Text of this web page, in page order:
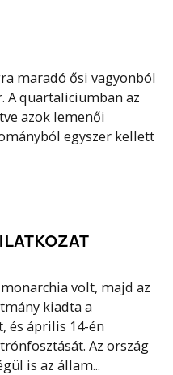
maradó ősi vagyonból
A quartaliciumban az
azok lemenői
egyszer kellett
volt, majd az
kiadta a
és április 14-én
Az ország
is az állam...